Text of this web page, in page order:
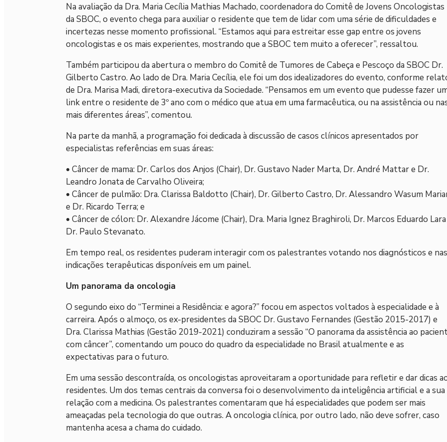
Na avaliação da Dra. Maria Cecília Mathias Machado, coordenadora do Comitê de Jovens Oncologistas
da SBOC, o evento chega para auxiliar o residente que tem de lidar com uma série de dificuldades e
incertezas nesse momento profissional. “Estamos aqui para estreitar esse gap entre os jovens
oncologistas e os mais experientes, mostrando que a SBOC tem muito a oferecer”, ressaltou.
Também participou da abertura o membro do Comitê de Tumores de Cabeça e Pescoço da SBOC Dr.
Gilberto Castro. Ao lado de Dra. Maria Cecília, ele foi um dos idealizadores do evento, conforme
de Dra. Marisa Madi, diretora-executiva da Sociedade. “Pensamos em um evento que pudesse fazer
link entre o residente de 3º ano com o médico que atua em uma farmacêutica, ou na assistência ou
mais diferentes áreas”, comentou.
Na parte da manhã, a programação foi dedicada à discussão de casos clínicos apresentados por
especialistas referências em suas áreas:
• Câncer de mama: Dr. Carlos dos Anjos (Chair), Dr. Gustavo Nader Marta, Dr. André Mattar e Dr.
Leandro Jonata de Carvalho Oliveira;
• Câncer de pulmão: Dra. Clarissa Baldotto (Chair), Dr. Gilberto Castro, Dr. Alessandro Wasum
e Dr. Ricardo Terra; e
• Câncer de cólon: Dr. Alexandre Jácome (Chair), Dra. Maria Ignez Braghiroli, Dr. Marcos Eduardo
Dr. Paulo Stevanato.
Em tempo real, os residentes puderam interagir com os palestrantes votando nos diagnósticos e nas
indicações terapêuticas disponíveis em um painel.
Um panorama da oncologia
O segundo eixo do “Terminei a Residência: e agora?” focou em aspectos voltados à especialidade e à
carreira. Após o almoço, os ex-presidentes da SBOC Dr. Gustavo Fernandes (Gestão 2015-2017) e
Dra. Clarissa Mathias (Gestão 2019-2021) conduziram a sessão “O panorama da assistência ao
com câncer”, comentando um pouco do quadro da especialidade no Brasil atualmente e as
expectativas para o futuro.
Em uma sessão descontraída, os oncologistas aproveitaram a oportunidade para refletir e dar dicas
residentes. Um dos temas centrais da conversa foi o desenvolvimento da inteligência artificial e a sua
relação com a medicina. Os palestrantes comentaram que há especialidades que podem ser mais
ameaçadas pela tecnologia do que outras. A oncologia clínica, por outro lado, não deve sofrer, caso
mantenha acesa a chama do cuidado.